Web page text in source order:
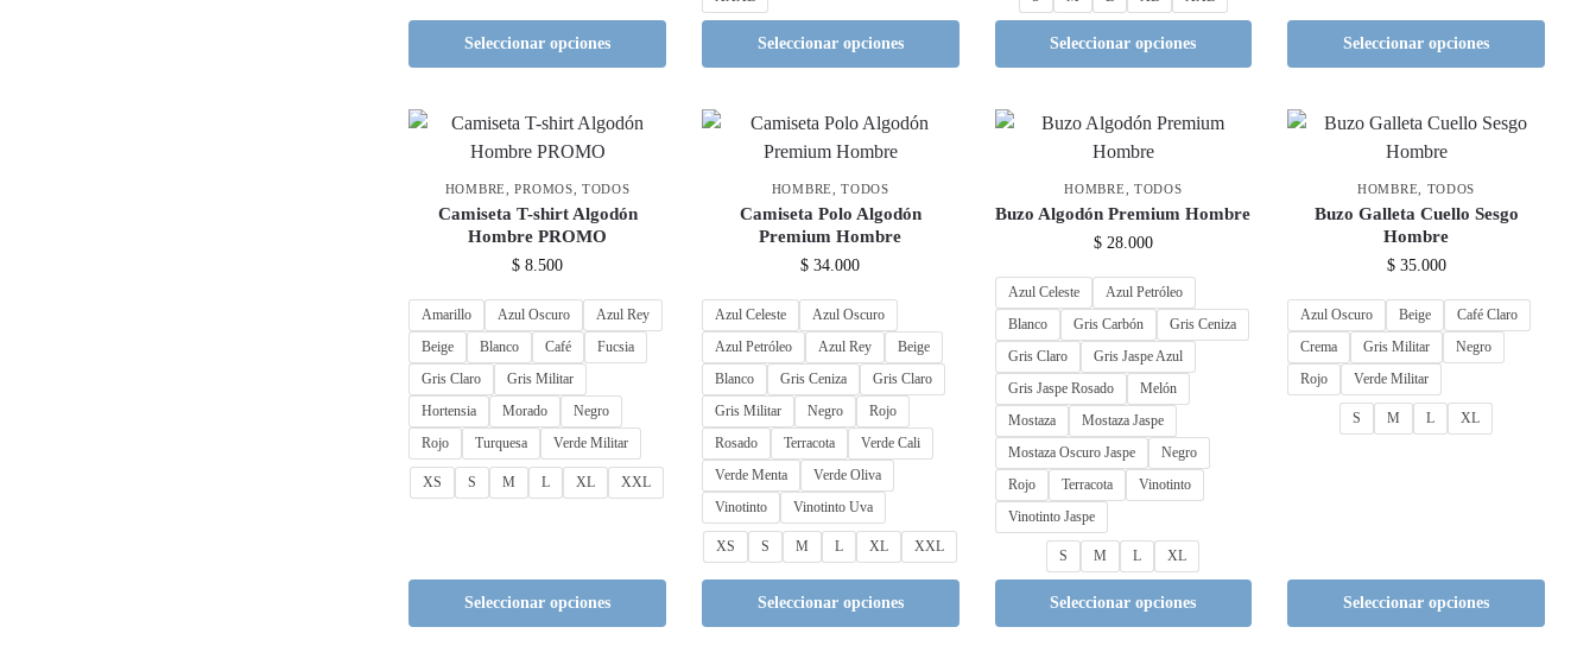
Seleccionar opciones Seleccionar opciones Seleccionar opciones Seleccionar opciones
HOMBRE ,PROMOS ,TODOS
Camiseta T-shirt Algodón
Hombre PROMO
$ 8.500
Amarillo Azul Oscuro
Azul Rey
Beige
Blanco Café
Fucsia
Gris Claro
Gris Militar
Hortensia
Morado
Negro
Rojo
Turquesa Verde Militar
XS S M L XL XXL
Seleccionar opciones
HOMBRE ,TODOS
Camiseta Polo Algodón
Premium Hombre
$ 34.000
Azul Celeste
Azul Oscuro
Azul Petróleo
Azul Rey
Beige
Blanco
Gris Ceniza
Gris Claro
Gris Militar
Negro
Rojo
Rosado
Terracota
Verde Cali
Verde Menta
Verde Oliva
Vinotinto
Vinotinto Uva
XS S M L XL XXL
Seleccionar opciones
HOMBRE TODOS
Buzo Algodón Premium Hombre
$28.000
Azul Celeste
Azul Petróleo
Blanco
Gris Carbón
Gris Ceniza
Gris Claro
Gris Jaspe Azul
Gris Jaspe Rosado
Melón
Mostaza
Mostaza Jaspe
Mostaza Oscuro Jaspe
Negro
Rojo
Terracota
Vinotinto
Vinotinto Jaspe
S M L XL
Seleccionar opciones
HOMBRE TODOS
Buzo Galleta Cuello Sesgo
Hombre
$35.000
Azul Oscuro Beige
Café Claro
Crema
Gris Militar
Negro
Rojo
Verde Militar
S M L XL
Seleccionar opciones